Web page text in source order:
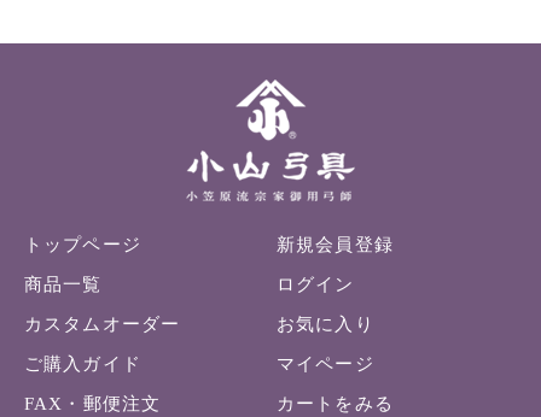
トップページ
商品一覧
カスタムオーダー
ご購入ガイド
FAX・郵便注文
新規会員登録
ログイン
お気に入り
マイページ
カートをみる